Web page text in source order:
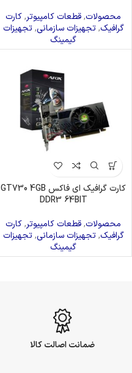
محصولات,قطعات کامپیوتر,کارت
گرافیک,تجهیزات سازمانی,تجهیزات
گیمینگ
کارت گرافیک ای فاکس GT730 4GB
DDR3 64BIT
محصولات,قطعات کامپیوتر,کارت
گرافیک,تجهیزات سازمانی,تجهیزات
گیمینگ
ضمانت اصالت کالا